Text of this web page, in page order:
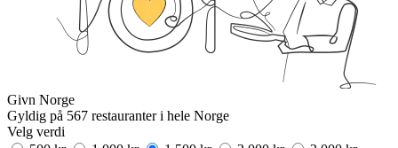
Givn Norge
Gyldig på 567 restauranter i hele Norge
Velg verdi